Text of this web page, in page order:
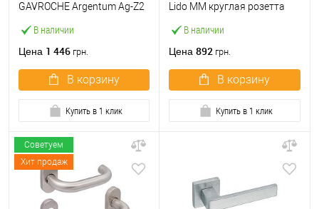
В наличии
GAVROCHE Argentum Ag-Z2
Цена 1 446 грн.
В корзину
Купить в 1 клик
В наличии
Lido MM круглая розетта
Цена 892 грн.
В корзину
Купить в 1 клик
Советуем
Хит продаж